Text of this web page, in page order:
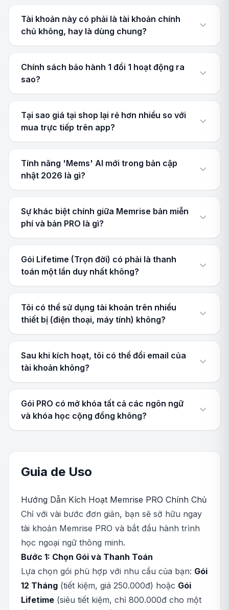
Tài khoản này có phải là tài khoản chính
chủ không, hay là dùng chung?
Chính sách bảo hành 1 đổi 1 hoạt động ra
sao?
Tại sao giá tại shop lại rẻ hơn nhiều so với
mua trực tiếp trên app?
Tính năng 'Mems' AI mới trong bản cập
nhật 2026 là gì?
Sự khác biệt chính giữa Memrise bản miễn
phí và bản PRO là gì?
Gói Lifetime (Trọn đời) có phải là thanh
toán một lần duy nhất không?
Tôi có thể sử dụng tài khoản trên nhiều
thiết bị (điện thoại, máy tính) không?
Sau khi kích hoạt, tôi có thể đổi email của
tài khoản không?
Gói PRO có mở khóa tất cả các ngôn ngữ
và khóa học cộng đồng không?
Guia de Uso
Hướng Dẫn Kích Hoạt Memrise PRO Chính Chủ
Chỉ với vài bước đơn giản, bạn sẽ sở hữu ngay
tài khoản Memrise PRO và bắt đầu hành trình
học ngoại ngữ thông minh.
Bước 1: Chọn Gói và Thanh Toán
Lựa chọn gói phù hợp với nhu cầu của bạn: Gói
12 Tháng (tiết kiệm, giá 250.000đ) hoặc Gói
Lifetime (siêu tiết kiệm, chỉ 800.000đ cho một